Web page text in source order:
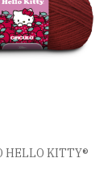
HELLO KITTY®